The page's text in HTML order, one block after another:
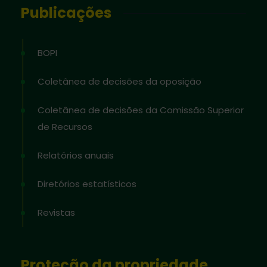
Publicações
BOPI
Coletânea de decisões da oposição
Coletânea de decisões da Comissão Superior
de Recursos
Relatórios anuais
Diretórios estatísticos
Revistas